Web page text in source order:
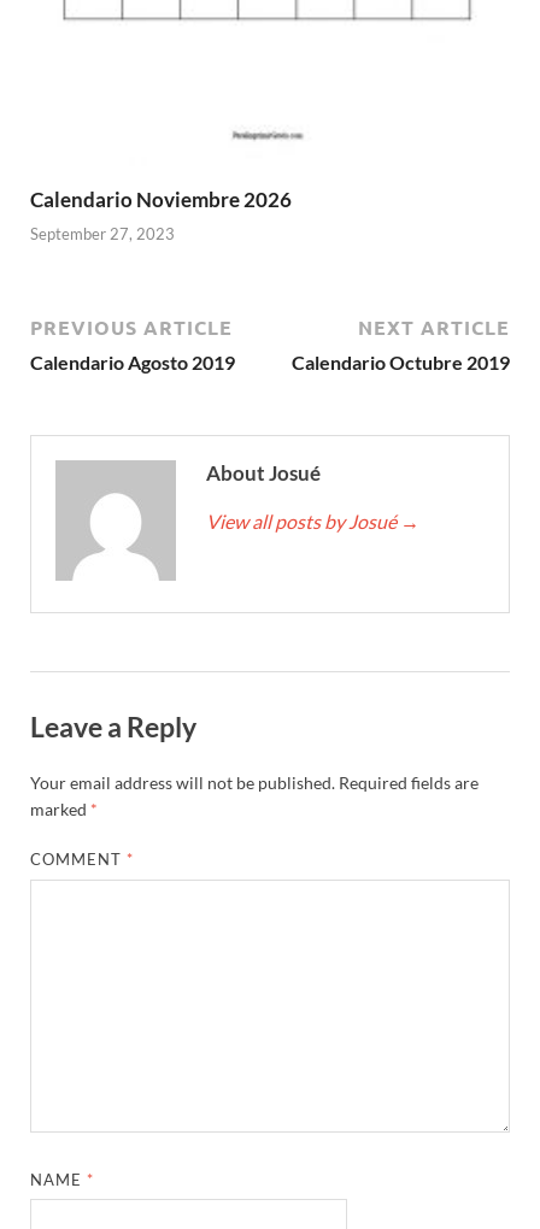
Calendario Noviembre 2026
September 27, 2023
PREVIOUS ARTICLE
Calendario Agosto 2019
NEXT ARTICLE
Calendario Octubre 2019
About Josué
View all posts by Josué →
Leave a Reply
Your email address will not be published. Required fields are
marked *
COMMENT *
NAME *